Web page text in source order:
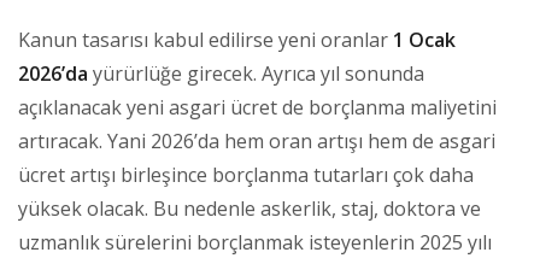
Kanun tasarısı kabul edilirse yeni oranlar 1 Ocak
2026’da yürürlüğe girecek. Ayrıca yıl sonunda
açıklanacak yeni asgari ücret de borçlanma maliyetini
artıracak. Yani 2026’da hem oran artışı hem de asgari
ücret artışı birleşince borçlanma tutarları çok daha
yüksek olacak. Bu nedenle askerlik, staj, doktora ve
uzmanlık sürelerini borçlanmak isteyenlerin 2025 yılı